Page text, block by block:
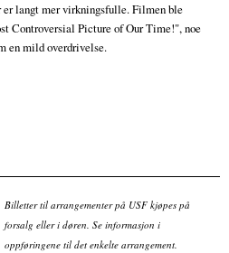
langt mer virkningsfulle. Filmen ble
Controversial Picture of Our Time!", noe
en mild overdrivelse.
Billetter til arrangementer på USF kjøpes på
forsalg eller i døren. Se informasjon i
oppføringene til det enkelte arrangement.